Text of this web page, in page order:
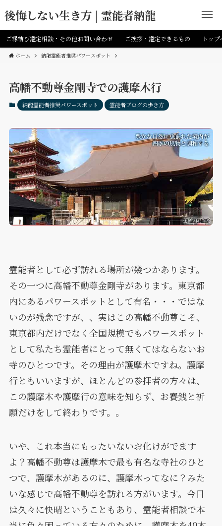
後悔しない生き方 | 霊能者納龍
ご縁結び鑑定相談・その他お問い合わせ ご挨拶・鑑定できるもの トッ
ホーム 納龍霊能者推奨パワースポット
高幡不動尊金剛寺での護摩木行
納龍霊能者推奨パワースポット 霊能者ブログの歩き方
霊能者として必ず訪れる場所が幾つかあります。
その一つに高幡不動尊金剛寺があります。東京都
内にあるパワースポットとして有名・・・ではな
いのが残念ですが、、実はこの高幡不動尊こそ、
東京都内だけでなく全国規模でもパワースポット
として私たち霊能者にとって無くてはならないお
寺のひとつです。その理由が護摩木ですね。護摩
行ともいいますが、ほとんどの参拝者の方々は、
この護摩木や護摩行の意味を知らず、お賽銭と祈
願だけをして終わりです。。
いや、これ本当にもったいないお化けがでます
よ？高幡不動尊は護摩木で最も有名な寺社のひと
つで、護摩木があるのに、護摩木ってなに？みた
いな感じで高幡不動尊を訪れる方がいます。今日
は久々に快晴ということもあり、霊能者相談で本